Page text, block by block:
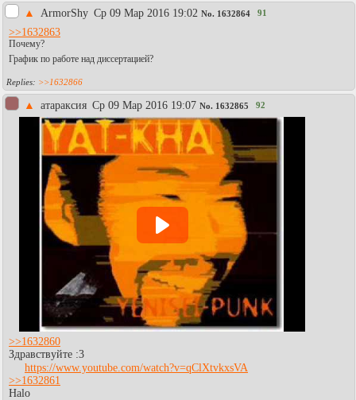
▲ АrmоrShy Ср 09 Мар 2016 19:02 No. 1632864 91
>>1632863
Почему?
График по работе над диссертацией?
>>1632866
▲ атараксия Ср 09 Мар 2016 19:07 No. 1632865 92
>>1632860
Здравствуйте :3
https://www.youtube.com/watch?v=qClXtvkxsVA
>>1632861
Halo